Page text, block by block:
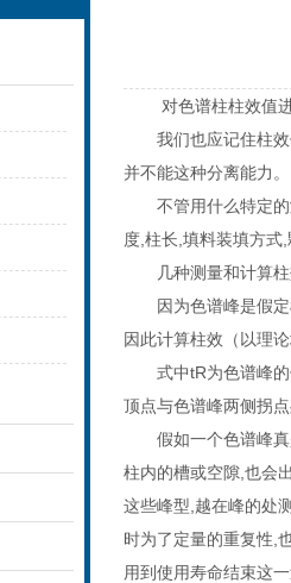
对色谱柱柱效值进
我们也应记住柱效
并不能这种分离能力。
不管用什么特定的
度,柱长,填料装填方
几种测量和计算柱
因为色谱峰是假定
因此计算柱效（以理
式中tR为色谱峰的
顶点与色谱峰两侧拐
假如一个色谱峰真
柱内的槽或空隙,也会
这些峰型,越在峰的处
时为了定量的重复性,
用到使用寿命结束这